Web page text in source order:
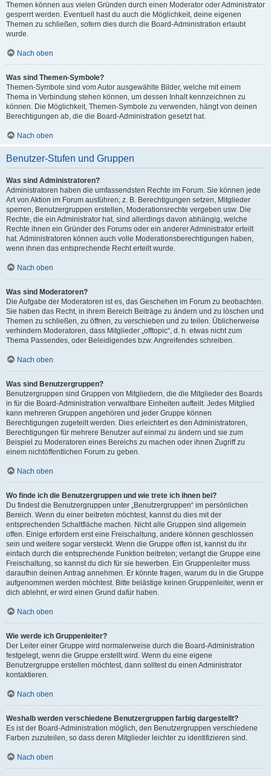
Themen können aus vielen Gründen durch einen Moderator oder Administrator
gesperrt werden. Eventuell hast du auch die Möglichkeit, deine eigenen
Themen zu schließen, sofern dies durch die Board-Administration erlaubt
wurde.
Nach oben
Was sind Themen-Symbole?
Themen-Symbole sind vom Autor ausgewählte Bilder, welche mit einem
Thema in Verbindung stehen können, um dessen Inhalt kennzeichnen zu
können. Die Möglichkeit, Themen-Symbole zu verwenden, hängt von deinen
Berechtigungen ab, die die Board-Administration gesetzt hat.
Nach oben
Benutzer-Stufen und Gruppen
Was sind Administratoren?
Administratoren haben die umfassendsten Rechte im Forum. Sie können jede
Art von Aktion im Forum ausführen; z. B. Berechtigungen setzen, Mitglieder
sperren, Benutzergruppen erstellen, Moderationsrechte vergeben usw. Die
Rechte, die ein Administrator hat, sind allerdings davon abhängig, welche
Rechte ihnen ein Gründer des Forums oder ein anderer Administrator erteilt
hat. Administratoren können auch volle Moderationsberechtigungen haben,
wenn ihnen das entsprechende Recht erteilt wurde.
Nach oben
Was sind Moderatoren?
Die Aufgabe der Moderatoren ist es, das Geschehen im Forum zu beobachten.
Sie haben das Recht, in ihrem Bereich Beiträge zu ändern und zu löschen und
Themen zu schließen, zu öffnen, zu verschieben und zu teilen. Üblicherweise
verhindern Moderatoren, dass Mitglieder „offtopic“, d. h. etwas nicht zum
Thema Passendes, oder Beleidigendes bzw. Angreifendes schreiben.
Nach oben
Was sind Benutzergruppen?
Benutzergruppen sind Gruppen von Mitgliedern, die die Mitglieder des Boards
in für die Board-Administration verwaltbare Einheiten aufteilt. Jedes Mitglied
kann mehreren Gruppen angehören und jeder Gruppe können
Berechtigungen zugeteilt werden. Dies erleichtert es den Administratoren,
Berechtigungen für mehrere Benutzer auf einmal zu ändern und sie zum
Beispiel zu Moderatoren eines Bereichs zu machen oder ihnen Zugriff zu
einem nichtöffentlichen Forum zu geben.
Nach oben
Wo finde ich die Benutzergruppen und wie trete ich ihnen bei?
Du findest die Benutzergruppen unter „Benutzergruppen“ im persönlichen
Bereich. Wenn du einer beitreten möchtest, kannst du dies mit der
entsprechenden Schaltfläche machen. Nicht alle Gruppen sind allgemein
offen. Einige erfordern erst eine Freischaltung, andere können geschlossen
sein und weitere sogar versteckt. Wenn die Gruppe offen ist, kannst du ihr
einfach durch die entsprechende Funktion beitreten; verlangt die Gruppe eine
Freischaltung, so kannst du dich für sie bewerben. Ein Gruppenleiter muss
daraufhin deinen Antrag annehmen. Er könnte fragen, warum du in die Gruppe
aufgenommen werden möchtest. Bitte belästige keinen Gruppenleiter, wenn er
dich ablehnt, er wird einen Grund dafür haben.
Nach oben
Wie werde ich Gruppenleiter?
Der Leiter einer Gruppe wird normalerweise durch die Board-Administration
festgelegt, wenn die Gruppe erstellt wird. Wenn du eine eigene
Benutzergruppe erstellen möchtest, dann solltest du einen Administrator
kontaktieren.
Nach oben
Weshalb werden verschiedene Benutzergruppen farbig dargestellt?
Es ist der Board-Administration möglich, den Benutzergruppen verschiedene
Farben zuzuteilen, so dass deren Mitglieder leichter zu identifizieren sind.
Nach oben